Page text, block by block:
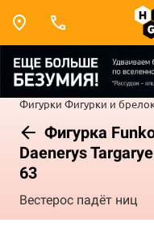
Фигурки Фигурки и
Фигурка
Daenerys
63
Вестерос падёт ниц